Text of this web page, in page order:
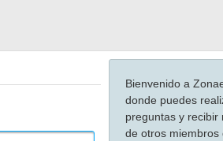
Bienvenido a
donde puedes
preguntas y recibir
de otros miembros